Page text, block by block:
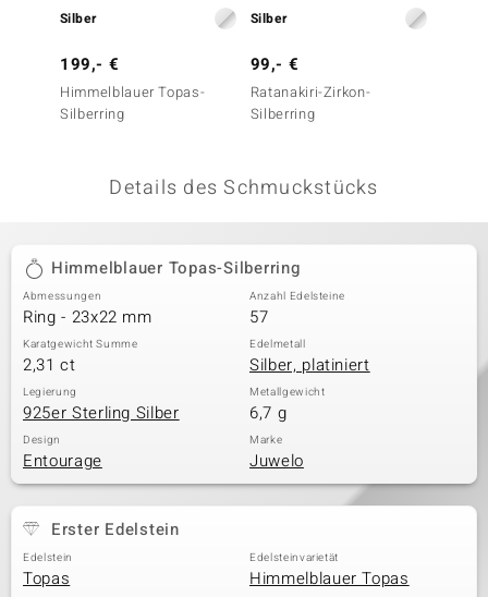
BY DE MELO
Classics
Silber
199,- €
Himmelblauer Topas-
Silberring
Silber
99,- €
Ratanakiri-Zirkon-
Silberring
Details des Schmuckstücks
Himmelblauer Topas-Silberring
Abmessungen
Ring - 23x22 mm
Anzahl Edelsteine
57
Karatgewicht Summe
2,31 ct
Edelmetall
Silber, platiniert
Legierung
925er Sterling Silber
Metallgewicht
6,7 g
Design
Entourage
Marke
Juwelo
Erster Edelstein
Edelstein
Topas
Edelsteinvarietät
Himmelblauer Topas